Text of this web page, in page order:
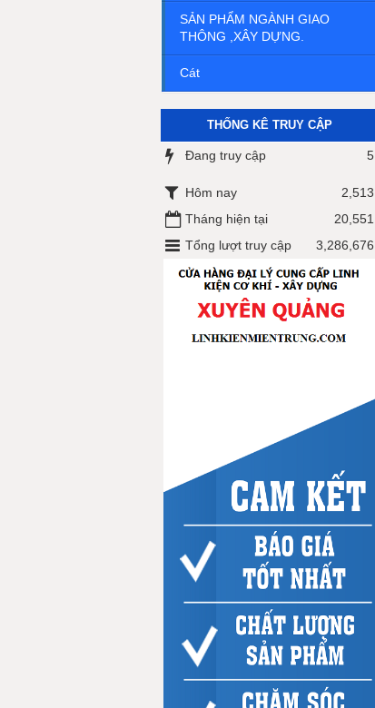
SẢN PHẨM NGÀNH GIAO
THÔNG ,XÂY DỰNG.
Cát
THỐNG KÊ TRUY CẬP
Đang truy cập 5
Hôm nay
2,513
Tháng hiện tại
20,551
Tổng lượt truy cập
3,286,676